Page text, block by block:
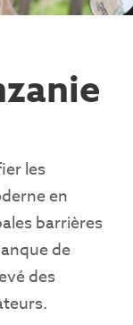
les
en
barrières
de
des